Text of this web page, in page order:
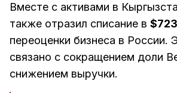
Вместе с активами в
также отразил списание в
переоценки бизнеса в России.
связано с сокращением доли
снижением выручки.